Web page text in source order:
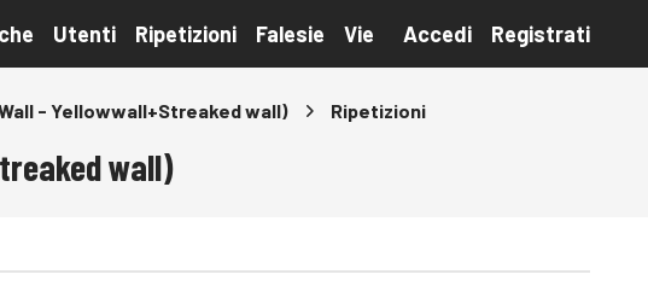
Utenti Ripetizioni Falesie Vie Accedi Registrati
- Yellowwall+Streaked wall) Ripetizioni
wall)